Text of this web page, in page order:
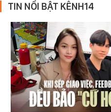
TIN NỔI BẬT KÊNH14